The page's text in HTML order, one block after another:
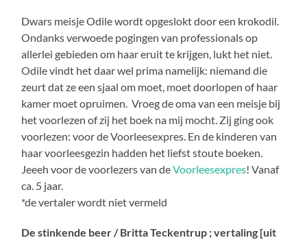
Dwars meisje Odile wordt opgeslokt door een krokodil.
Ondanks verwoede pogingen van professionals op
allerlei gebieden om haar eruit te krijgen, lukt het niet.
Odile vindt het daar wel prima namelijk: niemand die
zeurt dat ze een sjaal om moet, moet doorlopen of haar
kamer moet opruimen. Vroeg de oma van een meisje bij
het voorlezen of zij het boek na mij mocht. Zij ging ook
voorlezen: voor de Voorleesexpres. En de kinderen van
haar voorleesgezin hadden het liefst stoute boeken.
Jeeeh voor de voorlezers van deVoorleesexpres! Vanaf
ca. 5 jaar.
*de vertaler wordt niet vermeld
De stinkende beer / Britta Teckentrup ; vertaling [uit